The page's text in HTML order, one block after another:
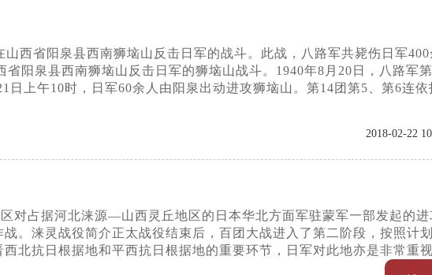
西省阳泉县西南狮垴山反击日军的战斗。此战，八路军共毙伤日军400
阳泉县西南狮垴山反击日军的狮垴山战斗。1940年8月20日，八路军
上午10时，日军60余人由阳泉出动进攻狮垴山。第14团第5、第6连依
2018-02-22
对占据河北涞源—山西灵丘地区的日本华北方面军驻蒙军一部发起的
。涞灵战役简介正太战役结束后，百团大战进入了第二阶段，按照计
北抗日根据地和平西抗日根据地的重要环节，日军对此地亦是非常重